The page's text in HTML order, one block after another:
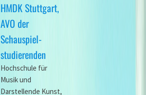
HMDK Stuttgart,
AVO der
Schauspiel-
studierenden
Hochschule für
Musik und
Darstellende Kunst,